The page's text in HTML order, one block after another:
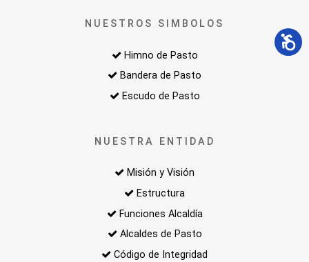
NUESTROS SIMBOLOS
Himno de Pasto
Bandera de Pasto
Escudo de Pasto
NUESTRA ENTIDAD
Misión y Visión
Estructura
Funciones Alcaldía
Alcaldes de Pasto
Código de Integridad